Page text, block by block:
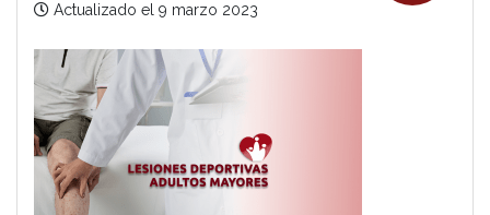
Actualizado el 9 marzo 2023